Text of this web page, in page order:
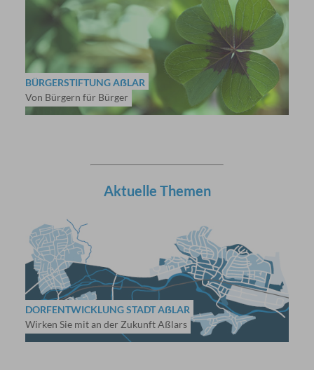
BÜRGERSTIFTUNG AẞLAR
Von Bürgern für Bürger
Aktuelle Themen
DORFENTWICKLUNG STADT AẞLAR
Wirken Sie mit an der Zukunft Aßlars